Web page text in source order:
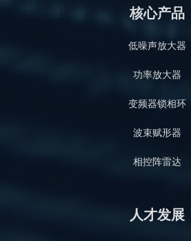
核心产品
低噪声放大器
功率放大器
变频器锁相环
波束赋形器
相控阵雷达
人才发展